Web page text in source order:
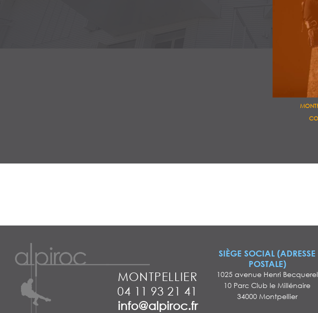
MONTPELLIER
04 11 93 21 41
info@alpiroc.fr
SIÈGE SOCIAL (ADRESSE
POSTALE)
1025 avenue Henri Becquerel
10 Parc Club le Millénaire
34000 Montpellier